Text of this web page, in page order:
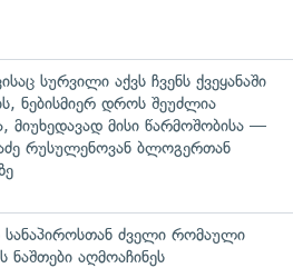
სურვილი აქვს ჩვენს ქვეყანაში
ნებისმიერ დროს შეუძლია
მიუხედავად მისი წარმოშობისა —
რუსულენოვან ბლოგერთან
სანაპიროსთან ძველი რომაული
ნაშთები აღმოაჩინეს